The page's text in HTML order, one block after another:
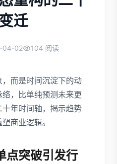
迁
04-02 104 阅读
而是时间沉淀下的动
，比单纯预测未来更
年时间轴，揭示趋势
商业逻辑。
点突破引发行